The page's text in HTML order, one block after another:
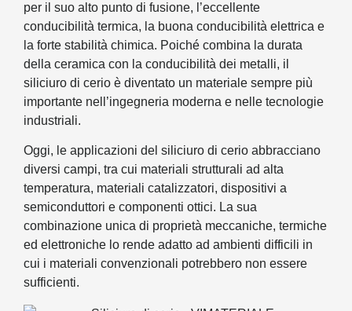
per il suo alto punto di fusione, l’eccellente
conducibilità termica, la buona conducibilità elettrica e
la forte stabilità chimica. Poiché combina la durata
della ceramica con la conducibilità dei metalli, il
siliciuro di cerio è diventato un materiale sempre più
importante nell’ingegneria moderna e nelle tecnologie
industriali.
Oggi, le applicazioni del siliciuro di cerio abbracciano
diversi campi, tra cui materiali strutturali ad alta
temperatura, materiali catalizzatori, dispositivi a
semiconduttori e componenti ottici. La sua
combinazione unica di proprietà meccaniche, termiche
ed elettroniche lo rende adatto ad ambienti difficili in
cui i materiali convenzionali potrebbero non essere
sufficienti.